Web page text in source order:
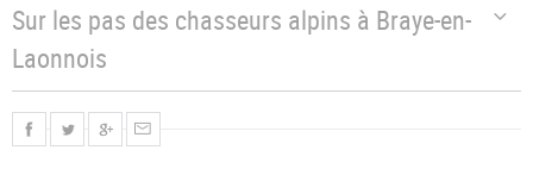
Sur les pas des chasseurs alpins à Braye-en-
Laonnois